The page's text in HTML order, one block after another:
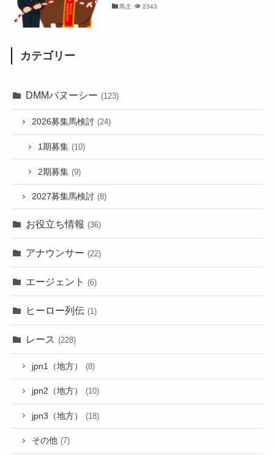
馬主 2343
カテゴリー
DMMバヌーシー (123)
2026募集馬検討 (24)
1期募集 (10)
2期募集 (9)
2027募集馬検討 (8)
お役立ち情報 (36)
アナウンサー (22)
エージェント (6)
ヒーロー列伝 (1)
レース (228)
jpn1（地方） (8)
jpn2（地方） (10)
jpn3（地方） (18)
その他 (7)